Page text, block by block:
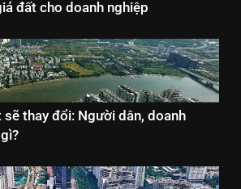
đất cho doanh nghiệp
sẽ thay đổi: Người dân, doanh